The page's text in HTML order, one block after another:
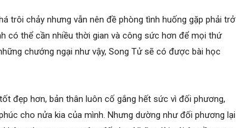
trôi chảy nhưng vẫn nên đề phòng tình huống gặp phải trở
có thể cần nhiều thời gian và công sức hơn để mọi thứ
chướng ngại như vậy, Song Tử sẽ có được bài học
đẹp hơn, bản thân luôn cố gắng hết sức vì đối phương,
cho nửa kia của mình. Nhưng dường như đối phương lại